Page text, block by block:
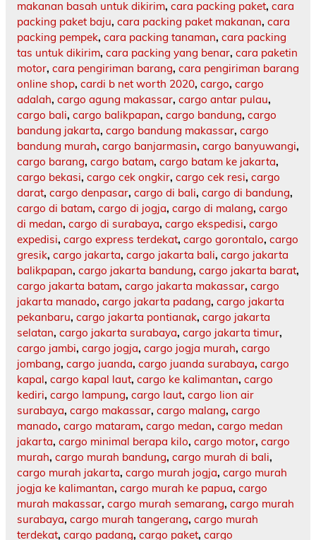
makanan basah untuk dikirim, cara packing paket, cara
packing paket baju, cara packing paket makanan, cara
packing pempek, cara packing tanaman, cara packing
tas untuk dikirim, cara packing yang benar, cara paketin
motor, cara pengiriman barang, cara pengiriman barang
online shop, cardi b net worth 2020, cargo, cargo
adalah, cargo agung makassar, cargo antar pulau,
cargo bali, cargo balikpapan, cargo bandung, cargo
bandung jakarta, cargo bandung makassar, cargo
bandung murah, cargo banjarmasin, cargo banyuwangi,
cargo barang, cargo batam, cargo batam ke jakarta,
cargo bekasi, cargo cek ongkir, cargo cek resi, cargo
darat, cargo denpasar, cargo di bali, cargo di bandung,
cargo di batam, cargo di jogja, cargo di malang, cargo
di medan, cargo di surabaya, cargo ekspedisi, cargo
expedisi, cargo express terdekat, cargo gorontalo, cargo
gresik, cargo jakarta, cargo jakarta bali, cargo jakarta
balikpapan, cargo jakarta bandung, cargo jakarta barat,
cargo jakarta batam, cargo jakarta makassar, cargo
jakarta manado, cargo jakarta padang, cargo jakarta
pekanbaru, cargo jakarta pontianak, cargo jakarta
selatan, cargo jakarta surabaya, cargo jakarta timur,
cargo jambi, cargo jogja, cargo jogja murah, cargo
jombang, cargo juanda, cargo juanda surabaya, cargo
kapal, cargo kapal laut, cargo ke kalimantan, cargo
kediri, cargo lampung, cargo laut, cargo lion air
surabaya, cargo makassar, cargo malang, cargo
manado, cargo mataram, cargo medan, cargo medan
jakarta, cargo minimal berapa kilo, cargo motor, cargo
murah, cargo murah bandung, cargo murah di bali,
cargo murah jakarta, cargo murah jogja, cargo murah
jogja ke kalimantan, cargo murah ke papua, cargo
murah makassar, cargo murah semarang, cargo murah
surabaya, cargo murah tangerang, cargo murah
terdekat, cargo padang, cargo paket, cargo